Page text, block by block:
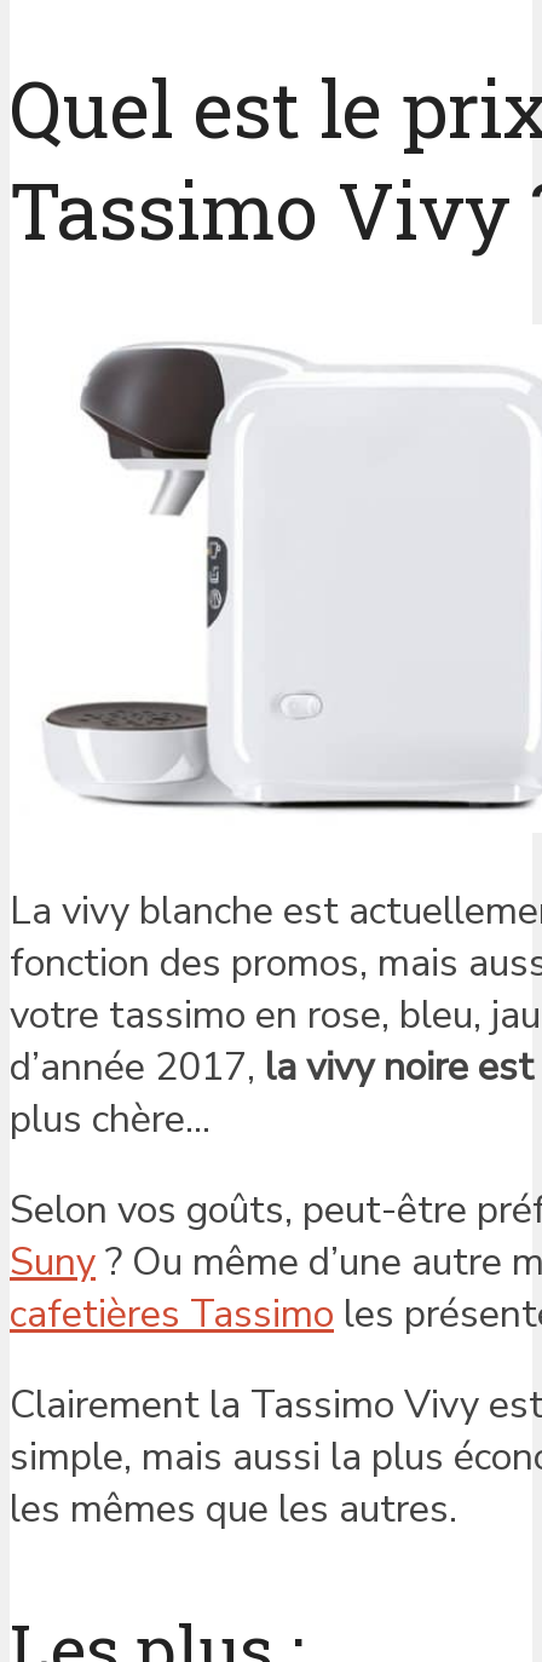
Quel est le
Tassimo Vivy
La vivy blanche est
fonction des promos, mais
votre tassimo en rose, bleu,
d’année 2017, la vivy noire
plus chère…
Selon vos goûts, peut-être
Suny? Ou même d’une autre
cafetières Tassimo les
Clairement la Tassimo Vivy
simple, mais aussi la plus
les mêmes que les autres.